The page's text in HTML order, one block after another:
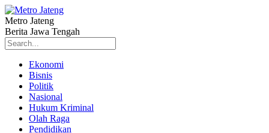
Metro Jateng
Berita Jawa Tengah
Ekonomi
Bisnis
Politik
Nasional
Hukum Kriminal
Olah Raga
Pendidikan